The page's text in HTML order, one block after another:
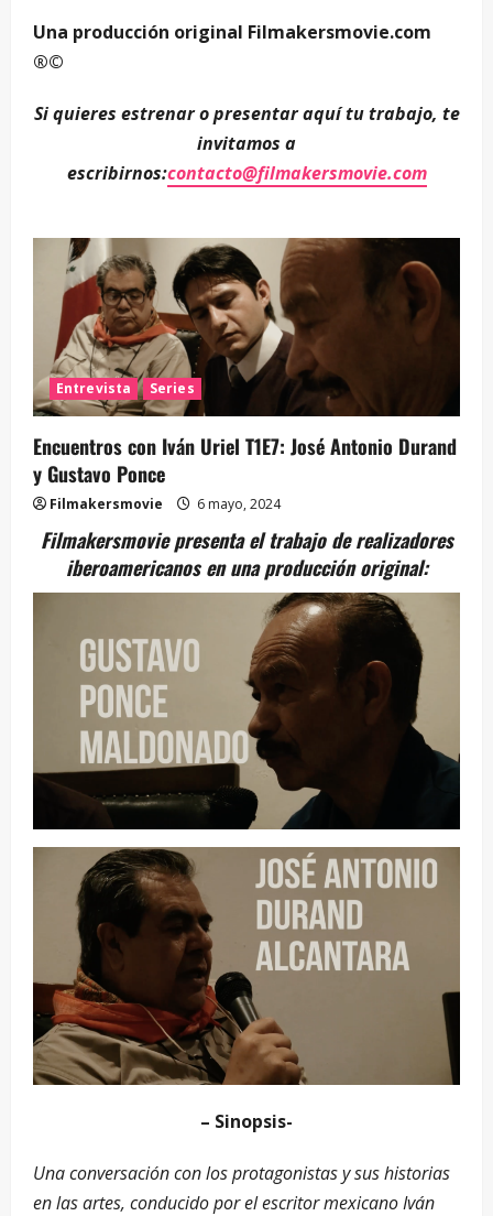
Una producción original Filmakersmovie.com
®©
Si quieres estrenar o presentar aquí tu trabajo, te
invitamos a
escribirnos:contacto@filmakersmovie.com
Entrevista Series
Encuentros con Iván Uriel T1E7: José Antonio Durand
y Gustavo Ponce
Filmakersmovie 6 mayo, 2024
Filmakersmovie presenta el trabajo de realizadores
iberoamericanos en una producción original:
– Sinopsis-
Una conversación con los protagonistas y sus historias
en las artes, conducido por el escritor mexicano Iván